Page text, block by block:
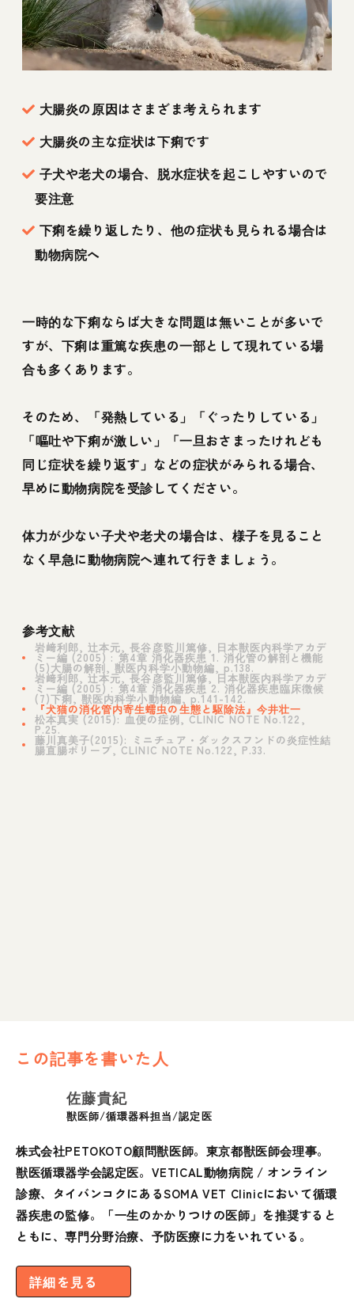
大腸炎の原因はさまざま考えられます
大腸炎の主な症状は下痢です
子犬や老犬の場合、脱水症状を起こしやすいので
要注意
下痢を繰り返したり、他の症状も見られる場合は
動物病院へ
一時的な下痢ならば大きな問題は無いことが多いで
すが、下痢は重篤な疾患の一部として現れている場
合も多くあります。
そのため、「発熱している」「ぐったりしている」
「嘔吐や下痢が激しい」「一旦おさまったけれども
同じ症状を繰り返す」などの症状がみられる場合、
早めに動物病院を受診してください。
体力が少ない子犬や老犬の場合は、様子を見ること
なく早急に動物病院へ連れて行きましょう。
参考文献
岩﨑利郎, 辻本元, 長谷彦監川篤修, 日本獣医内科学アカデ
ミー編 (2005) : 第4章 消化器疾患 1. 消化管の解剖と機能
(5)大腸の解剖, 獣医内科学小動物編, p.138.
岩﨑利郎, 辻本元, 長谷彦監川篤修, 日本獣医内科学アカデ
ミー編 (2005) : 第4章 消化器疾患 2. 消化器疾患臨床徴候
(7)下痢, 獣医内科学小動物編, p.141-142.
『犬猫の消化管内寄生蠕虫の生態と駆除法』今井壮一
松本真実 (2015): 血便の症例, CLINIC NOTE No.122,
P.25.
藤川真美子(2015): ミニチュア・ダックスフンドの炎症性結
腸直腸ポリープ, CLINIC NOTE No.122, P.33.
この記事を書いた人
佐藤貴紀
獣医師/循環器科担当/認定医
株式会社PETOKOTO顧問獣医師。東京都獣医師会理事。
獣医循環器学会認定医。VETICAL動物病院 / オンライン
診療、タイバンコクにあるSOMA VET Clinicにおいて循環
器疾患の監修。「一生のかかりつけの医師」を推奨すると
ともに、専門分野治療、予防医療に力をいれている。
詳細を見る